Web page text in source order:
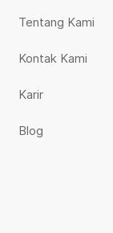
Tentang Kami
Kontak Kami
Karir
Blog